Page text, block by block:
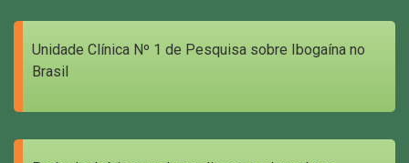
Unidade Clínica Nº 1 de Pesquisa sobre Ibogaína no
Brasil